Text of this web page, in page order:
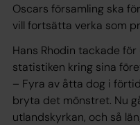
Oscars församling ska
vill fortsätta verka som
Hans Rhodin tackade
statistiken kring sina
– Fyra av åtta dog i
bryta det mönstret. Nu
utlandskyrkan, och så